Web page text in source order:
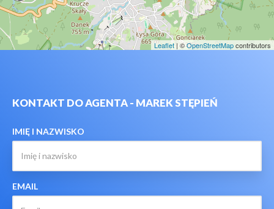
Leaflet | ©OpenStreetMapcontributors
KONTAKT DO AGENTA - MAREK STĘPIEŃ
IMIĘ I NAZWISKO
EMAIL